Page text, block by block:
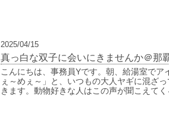
2025/04/15
真っ白な双子に会いにきませんか＠那
こんにちは、事務員Yです。朝、給湯室で
ぇ～めぇ～」と、いつもの大人ヤギに混ざ
きます。動物好きな人はこの声が聞こえて